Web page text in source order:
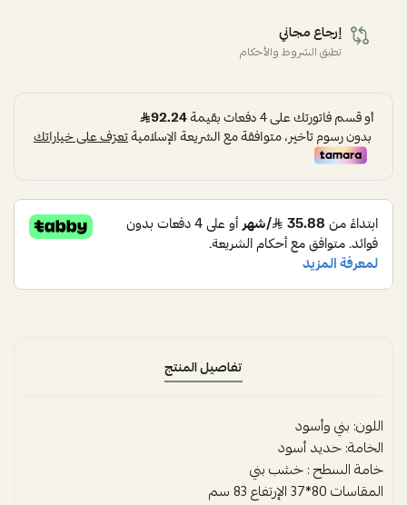
إرجاع مجاني
تطبق الشروط والأحكام
تفاصيل المنتج
اللون: بني وأسود
الخامة: حديد أسود
خامة السطح : خشب بني
المقاسات 80*37 الإرتفاع 83 سم